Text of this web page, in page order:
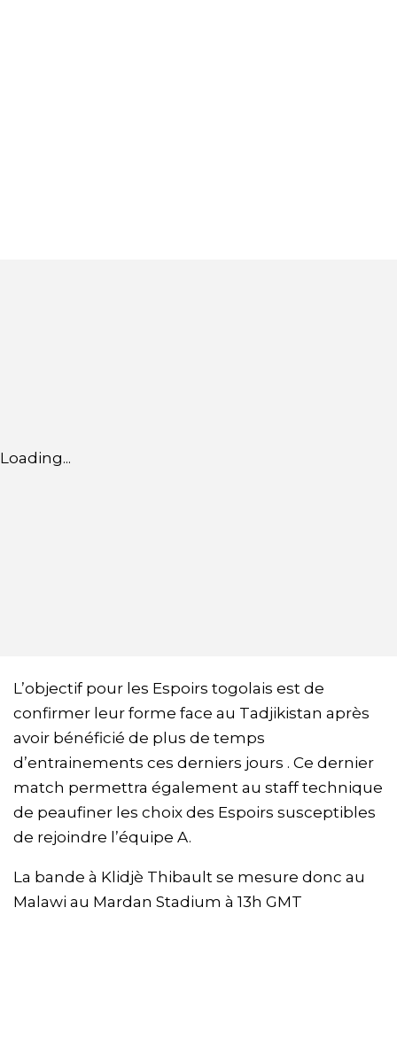
Loading...
L’objectif pour les Espoirs togolais est de
confirmer leur forme face au Tadjikistan après
avoir bénéficié de plus de temps
d’entrainements ces derniers jours . Ce dernier
match permettra également au staff technique
de peaufiner les choix des Espoirs susceptibles
de rejoindre l’équipe A.
La bande à Klidjè Thibault se mesure donc au
Malawi au Mardan Stadium à 13h GMT